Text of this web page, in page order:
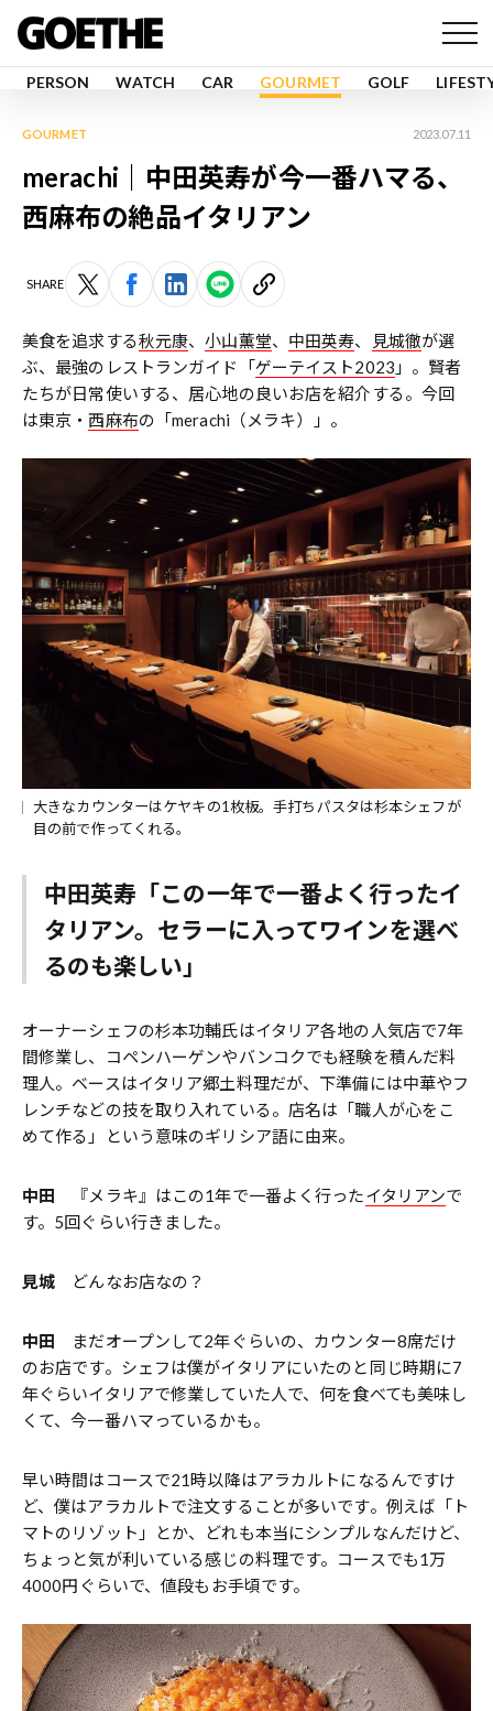
PERSON WATCH CAR GOURMET GOLF
GOURMET 2023.07.11
merachi｜中田英寿が今一番ハマる、
西麻布の絶品イタリアン
SHARE
美食を追求する秋元康、小山薫堂、 中田英寿、 見城徹が選
ぶ、最強のレストランガイド「ゲーテイスト2023 」。賢者
たちが日常使いする、居心地の良いお店を紹介する。今回
は東京・西麻布の「merachi（メラキ）」。
大きなカウンターはケヤキの1枚板。手打ちパスタは杉本シェフが
目の前で作ってくれる。
中田英寿「この一年で一番よく行ったイ
タリアン。セラーに入ってワインを選べ
るのも楽しい」
オーナーシェフの杉本功輔氏はイタリア各地の人気店で7年
間修業し、コペンハーゲンやバンコクでも経験を積んだ料
理人。ベースはイタリア郷土料理だが、下準備には中華やフ
レンチなどの技を取り入れている。店名は「職人が心をこ
めて作る」という意味のギリシア語に由来。
中田 『メラキ』はこの1年で一番よく行ったイタリアンで
す。5回ぐらい行きました。
見城 どんなお店なの？
中田 まだオープンして2年ぐらいの、カウンター8席だけ
のお店です。シェフは僕がイタリアにいたのと同じ時期に7
年ぐらいイタリアで修業していた人で、何を食べても美味し
くて、今一番ハマっているかも。
早い時間はコースで21時以降はアラカルトになるんですけ
ど、僕はアラカルトで注文することが多いです。例えば「ト
マトのリゾット」とか、どれも本当にシンプルなんだけど、
ちょっと気が利いている感じの料理です。コースでも1万
4000円ぐらいで、値段もお手頃です。